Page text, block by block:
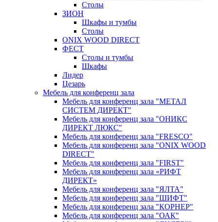
Столы
ЗИОН
Шкафы и тумбы
Столы
ONIX WOOD DIRECT
ФЕСТ
Столы и тумбы
Шкафы
Лидер
Цезарь
Мебель для конференц зала
Мебель для конференц зала "МЕТАЛ
СИСТЕМ ДИРЕКТ"
Мебель для конференц зала "ОНИКС
ДИРЕКТ ЛЮКС"
Мебель для конференц зала "FRESCO"
Мебель для конференц зала "ONIX WOOD
DIRECT"
Мебель для конференц зала "FIRST"
Мебель для конференц зала «РИФТ
ДИРЕКТ»
Мебель для конференц зала "ЯЛТА"
Мебель для конференц зала "ШИФТ"
Мебель для конференц зала "КОРНЕР"
Мебель для конференц зала "ОАК"